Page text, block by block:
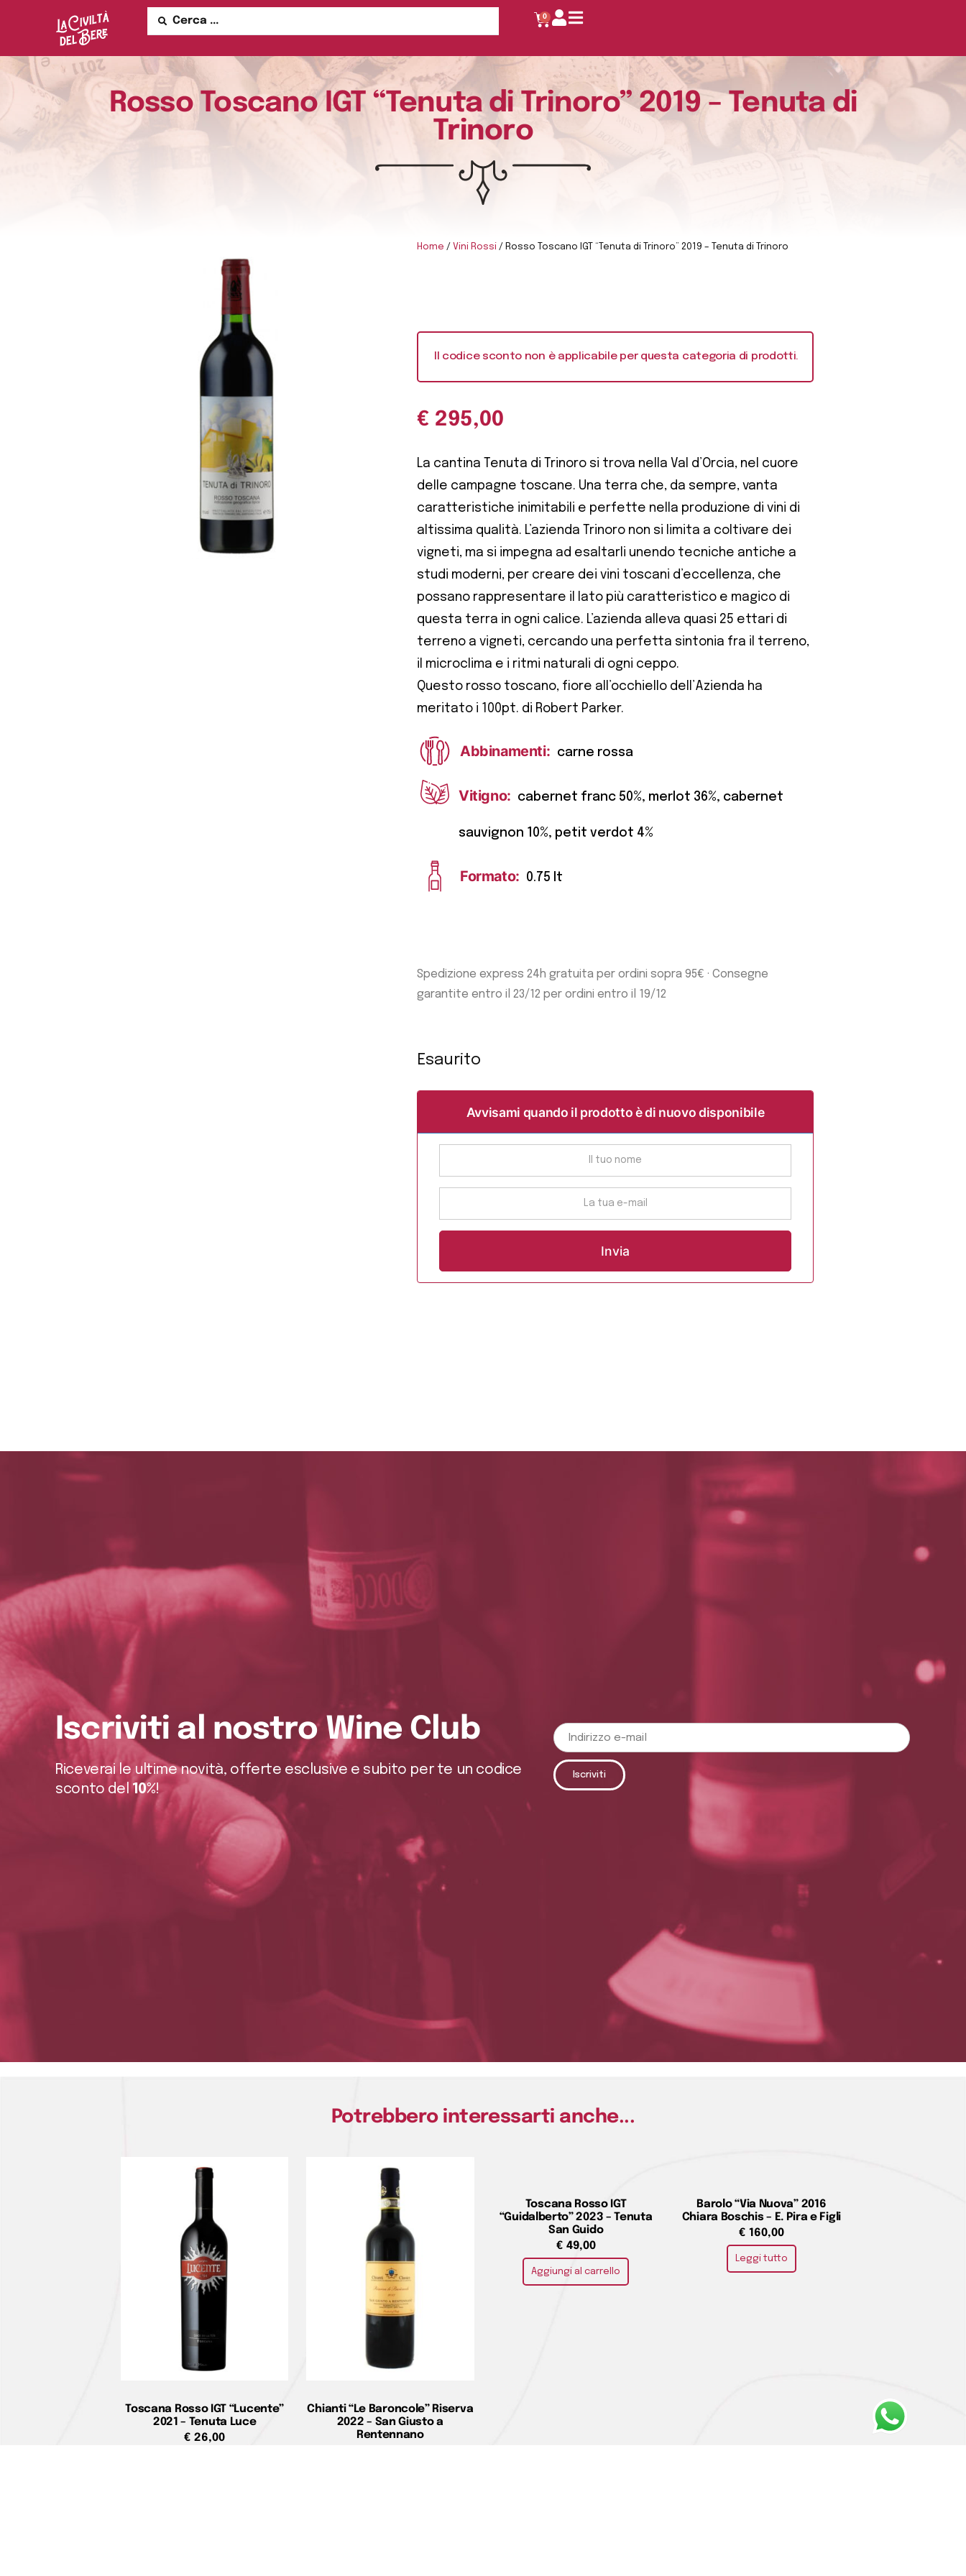
0
Rosso Toscano IGT “Tenuta di Trinoro” 2019 – Tenuta di
Trinoro
Home / Vini Rossi / Rosso Toscano IGT “Tenuta di Trinoro” 2019 – Tenuta di Trinoro
Il codice sconto non è applicabile per questa categoria di prodotti.
€ 295,00
La cantina Tenuta di Trinoro si trova nella Val d’Orcia, nel cuore
delle campagne toscane. Una terra che, da sempre, vanta
caratteristiche inimitabili e perfette nella produzione di vini di
altissima qualità. L’azienda Trinoro non si limita a coltivare dei
vigneti, ma si impegna ad esaltarli unendo tecniche antiche a
studi moderni, per creare dei vini toscani d’eccellenza, che
possano rappresentare il lato più caratteristico e magico di
questa terra in ogni calice. L’azienda alleva quasi 25 ettari di
terreno a vigneti, cercando una perfetta sintonia fra il terreno,
il microclima e i ritmi naturali di ogni ceppo.
Questo rosso toscano, fiore all’occhiello dell’Azienda ha
meritato i 100pt. di Robert Parker.
Abbinamenti: carne rossa
Vitigno: cabernet franc 50%, merlot 36%, cabernet
sauvignon 10%, petit verdot 4%
Formato: 0.75 lt
Spedizione express 24h gratuita per ordini sopra 95€ · Consegne
garantite entro il 23/12 per ordini entro il 19/12
Esaurito
Avvisami quando il prodotto è di nuovo disponibile
Iscriviti al nostro Wine Club
Riceverai le ultime novità, offerte esclusive e subito per te un codice
sconto del10%!
Iscriviti
Potrebbero interessarti anche...
Toscana Rosso IGT “Lucente”
2021 – Tenuta Luce
€ 26,00
Chianti “Le Baroncole” Riserva
2022 – San Giusto a
Rentennano
Toscana Rosso IGT
“Guidalberto” 2023 – Tenuta
San Guido
€ 49,00
Aggiungi al carrello
Barolo “Via Nuova” 2016
Chiara Boschis – E. Pira e Figli
€ 160,00
Leggi tutto